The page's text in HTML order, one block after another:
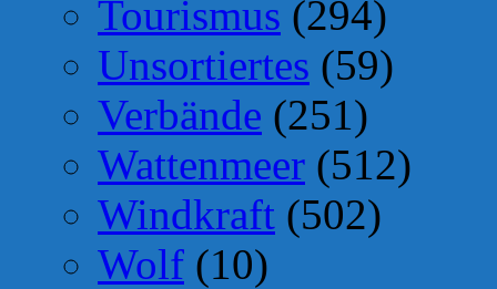
Tourismus (294)
Unsortiertes (59)
Verbände (251)
Wattenmeer (512)
Windkraft (502)
Wolf (10)